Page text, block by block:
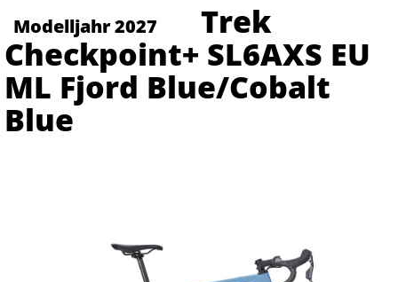
Modelljahr 2027
Trek
Checkpoint+ SL6AXS EU
ML Fjord Blue/Cobalt
Blue